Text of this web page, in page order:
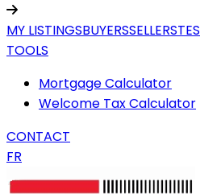
MY LISTINGSBUYERSSELLERS
TOOLS
Mortgage Calculator
Welcome Tax Calculator
CONTACT
FR